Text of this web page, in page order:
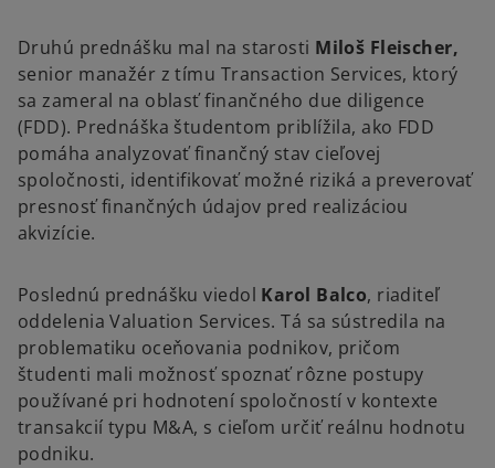
Druhú prednášku mal na starosti Miloš Fleischer,
senior manažér z tímu Transaction Services, ktorý
sa zameral na oblasť finančného due diligence
(FDD). Prednáška študentom priblížila, ako FDD
pomáha analyzovať finančný stav cieľovej
spoločnosti, identifikovať možné riziká a preverovať
presnosť finančných údajov pred realizáciou
akvizície.
Poslednú prednášku viedol Karol Balco, riaditeľ
oddelenia Valuation Services. Tá sa sústredila na
problematiku oceňovania podnikov, pričom
študenti mali možnosť spoznať rôzne postupy
používané pri hodnotení spoločností v kontexte
transakcií typu M&A, s cieľom určiť reálnu hodnotu
podniku.